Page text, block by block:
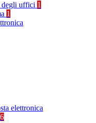
uffici 1
1
elettronica
6